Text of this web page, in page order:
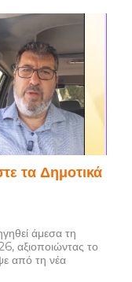
τα Δημοτικά
άμεσα τη
αξιοποιώντας το
από τη νέα